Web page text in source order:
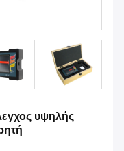
υψηλής